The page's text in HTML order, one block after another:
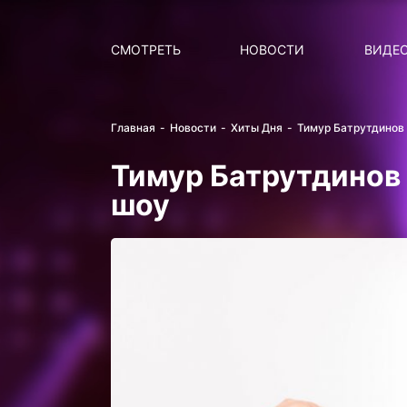
СМОТРЕТЬ НОВОСТИ
Главная Новости Хиты Дня Тимур
Тимур
шоу